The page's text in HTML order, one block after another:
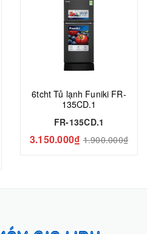
6tcht Tủ lạnh Funiki FR-
135CD.1
FR-135CD.1
3.150.000₫ 1.900.000₫